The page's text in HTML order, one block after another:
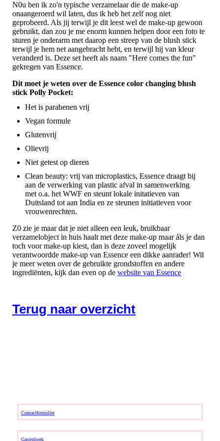
N0u ben ik zo'n typische verzamelaar die de make-up
onaangeroerd wil laten, dus ik heb het zelf nog niet
geprobeerd. Als jij terwijl je dit leest wel de make-up gewoon
gebruikt, dan zou je me enorm kunnen helpen door een foto te
sturen je onderarm met daarop een streep van de blush stick
terwijl je hem net aangebracht hebt, en terwijl hij van kleur
veranderd is. Deze set heeft als naam "Here comes the fun"
gekregen van Essence.
Dit moet je weten over de Essence color changing blush
stick Polly Pocket:
Het is parabenen vrij
Vegan formule
Glutenvrij
Olievrij
Niet getest op dieren
Clean beauty: vrij van microplastics, Essence draagt bij
aan de verwerking van plastic afval in samenwerking
met o.a. het WWF en steunt lokale initatieven van
Duitsland tot aan India en ze steunen initiatieven voor
vrouwenrechten.
Z0 zie je maar dat je niet alleen een leuk, bruikbaar
verzamelobject in huis haalt met deze make-up maar áls je dan
toch voor make-up kiest, dan is deze zoveel mogelijk
verantwoordde make-up van Essence een dikke aanrader! Wil
je meer weten over de gebruikte grondstoffen en andere
ingrediënten, kijk dan even op de website van Essence
Terug naar overzicht
Contactformulier
Gastenboek